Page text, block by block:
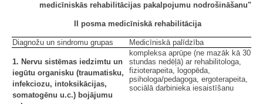
medicīniskās rehabilitācijas pakalpojumu nodrošināšanu"
II posma medicīniskā rehabilitācija
Diagnožu un sindromu grupas Medicīniskā palīdzība
1. Nervu sistēmas iedzimtu un
iegūtu organisku (traumatisku,
infekciozu, intoksikācijas,
somatogēnu u.c.) bojājumu
kompleksa aprūpe (ne mazāk kā 30
stundas nedēļā) ar rehabilitologa,
fizioterapeita, logopēda,
psihologa/pedagoga, ergoterapeita,
sociālā darbinieka iesaistīšanu